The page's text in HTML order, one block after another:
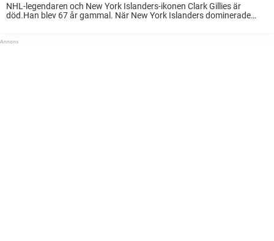
NHL-legendaren och New York Islanders-ikonen Clark Gillies är
död.Han blev 67 år gammal. När New York Islanders dominerade